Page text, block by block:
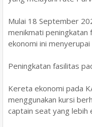
Mulai 18 September
menikmati peningkatan
ekonomi ini
Peningkatan fasilitas
Kereta ekonomi pada
menggunakan kursi
captain seat yang lebih